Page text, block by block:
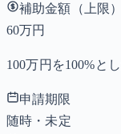
補助金額（上限）
60万円
100万円を100%と
申請期限
随時・未定